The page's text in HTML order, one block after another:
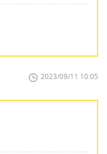
2023/09/11 10:05